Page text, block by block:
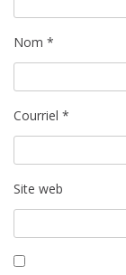
Nom *
Courriel *
Site web